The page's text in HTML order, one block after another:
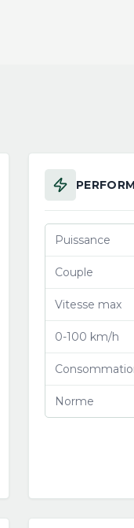
Puissance
Couple
Vitesse max
0-100 km/h
Norme